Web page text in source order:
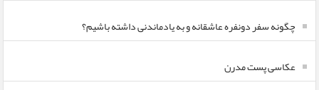
چگونه سفر دونفره عاشقانه و به یادماندنی داشته باشیم؟
عکاسی پست مدرن